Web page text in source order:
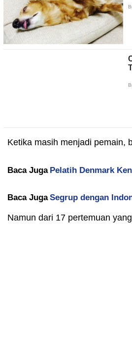
Ketika masih menjadi pemain,
Baca Juga Pelatih Denmark
Baca Juga Segrup dengan
Namun dari 17 pertemuan